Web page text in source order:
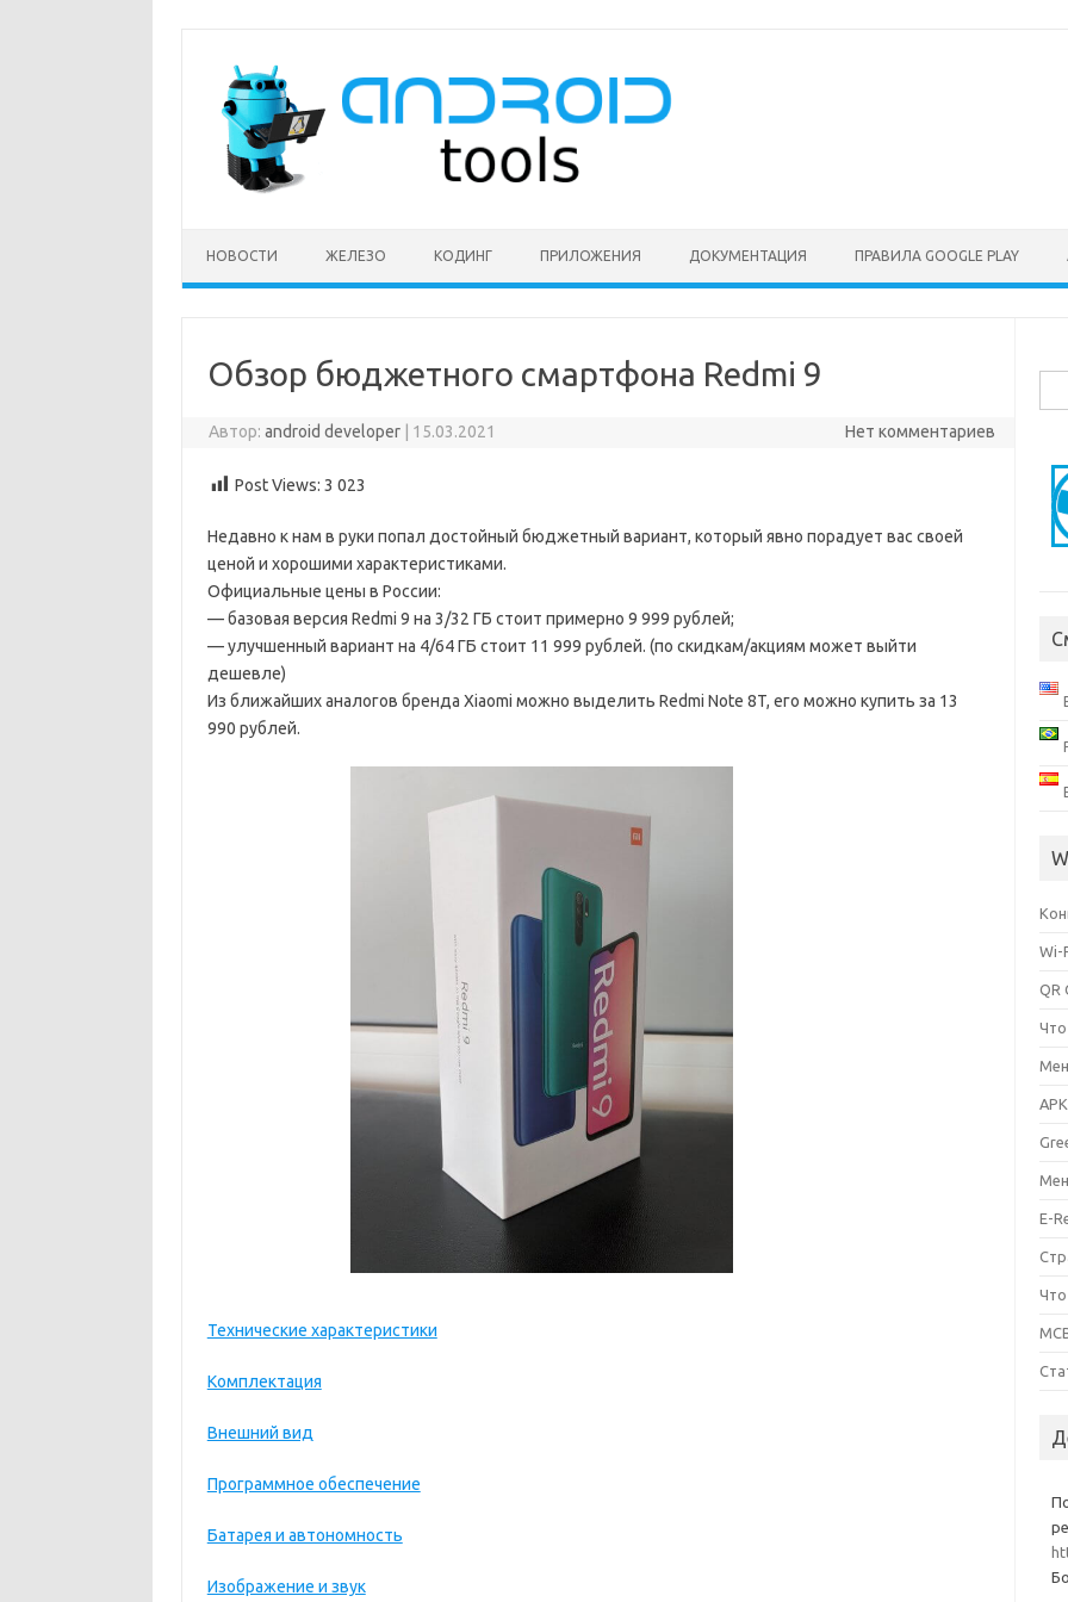
содержимому
НОВОСТИ ЖЕЛЕЗО КОДИНГ ПРИЛОЖЕНИЯ ДОКУМЕНТАЦИЯ ПРАВИЛА GOOGLE PLAY
Обзор бюджетного смартфона Redmi 9
Автор:android developer 15.03.2021 Нет комментариев
Post Views: 3 023
Недавно к нам в руки попал достойный бюджетный вариант, который явно порадует вас своей
ценой и хорошими характеристиками.
Официальные цены в России:
— базовая версия Redmi 9 на 3/32 ГБ стоит примерно 9 999 рублей;
— улучшенный вариант на 4/64 ГБ стоит 11 999 рублей. (по скидкам/акциям может выйти
дешевле)
Из ближайших аналогов бренда Xiaomi можно выделить Redmi Note 8T, его можно купить за 13
990 рублей.
Технические характеристики
Комплектация
Внешний вид
Программное обеспечение
Батарея и автономность
Изображение и звук
Wi-
QR
Что
E-